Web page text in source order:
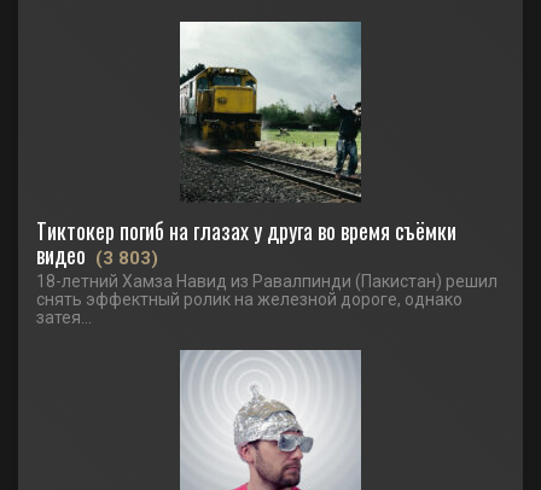
Тиктокер погиб на глазах у друга во время съёмки
видео (3 803)
18-летний Хамза Навид из Равалпинди (Пакистан) решил
снять эффектный ролик на железной дороге, однако
затея...